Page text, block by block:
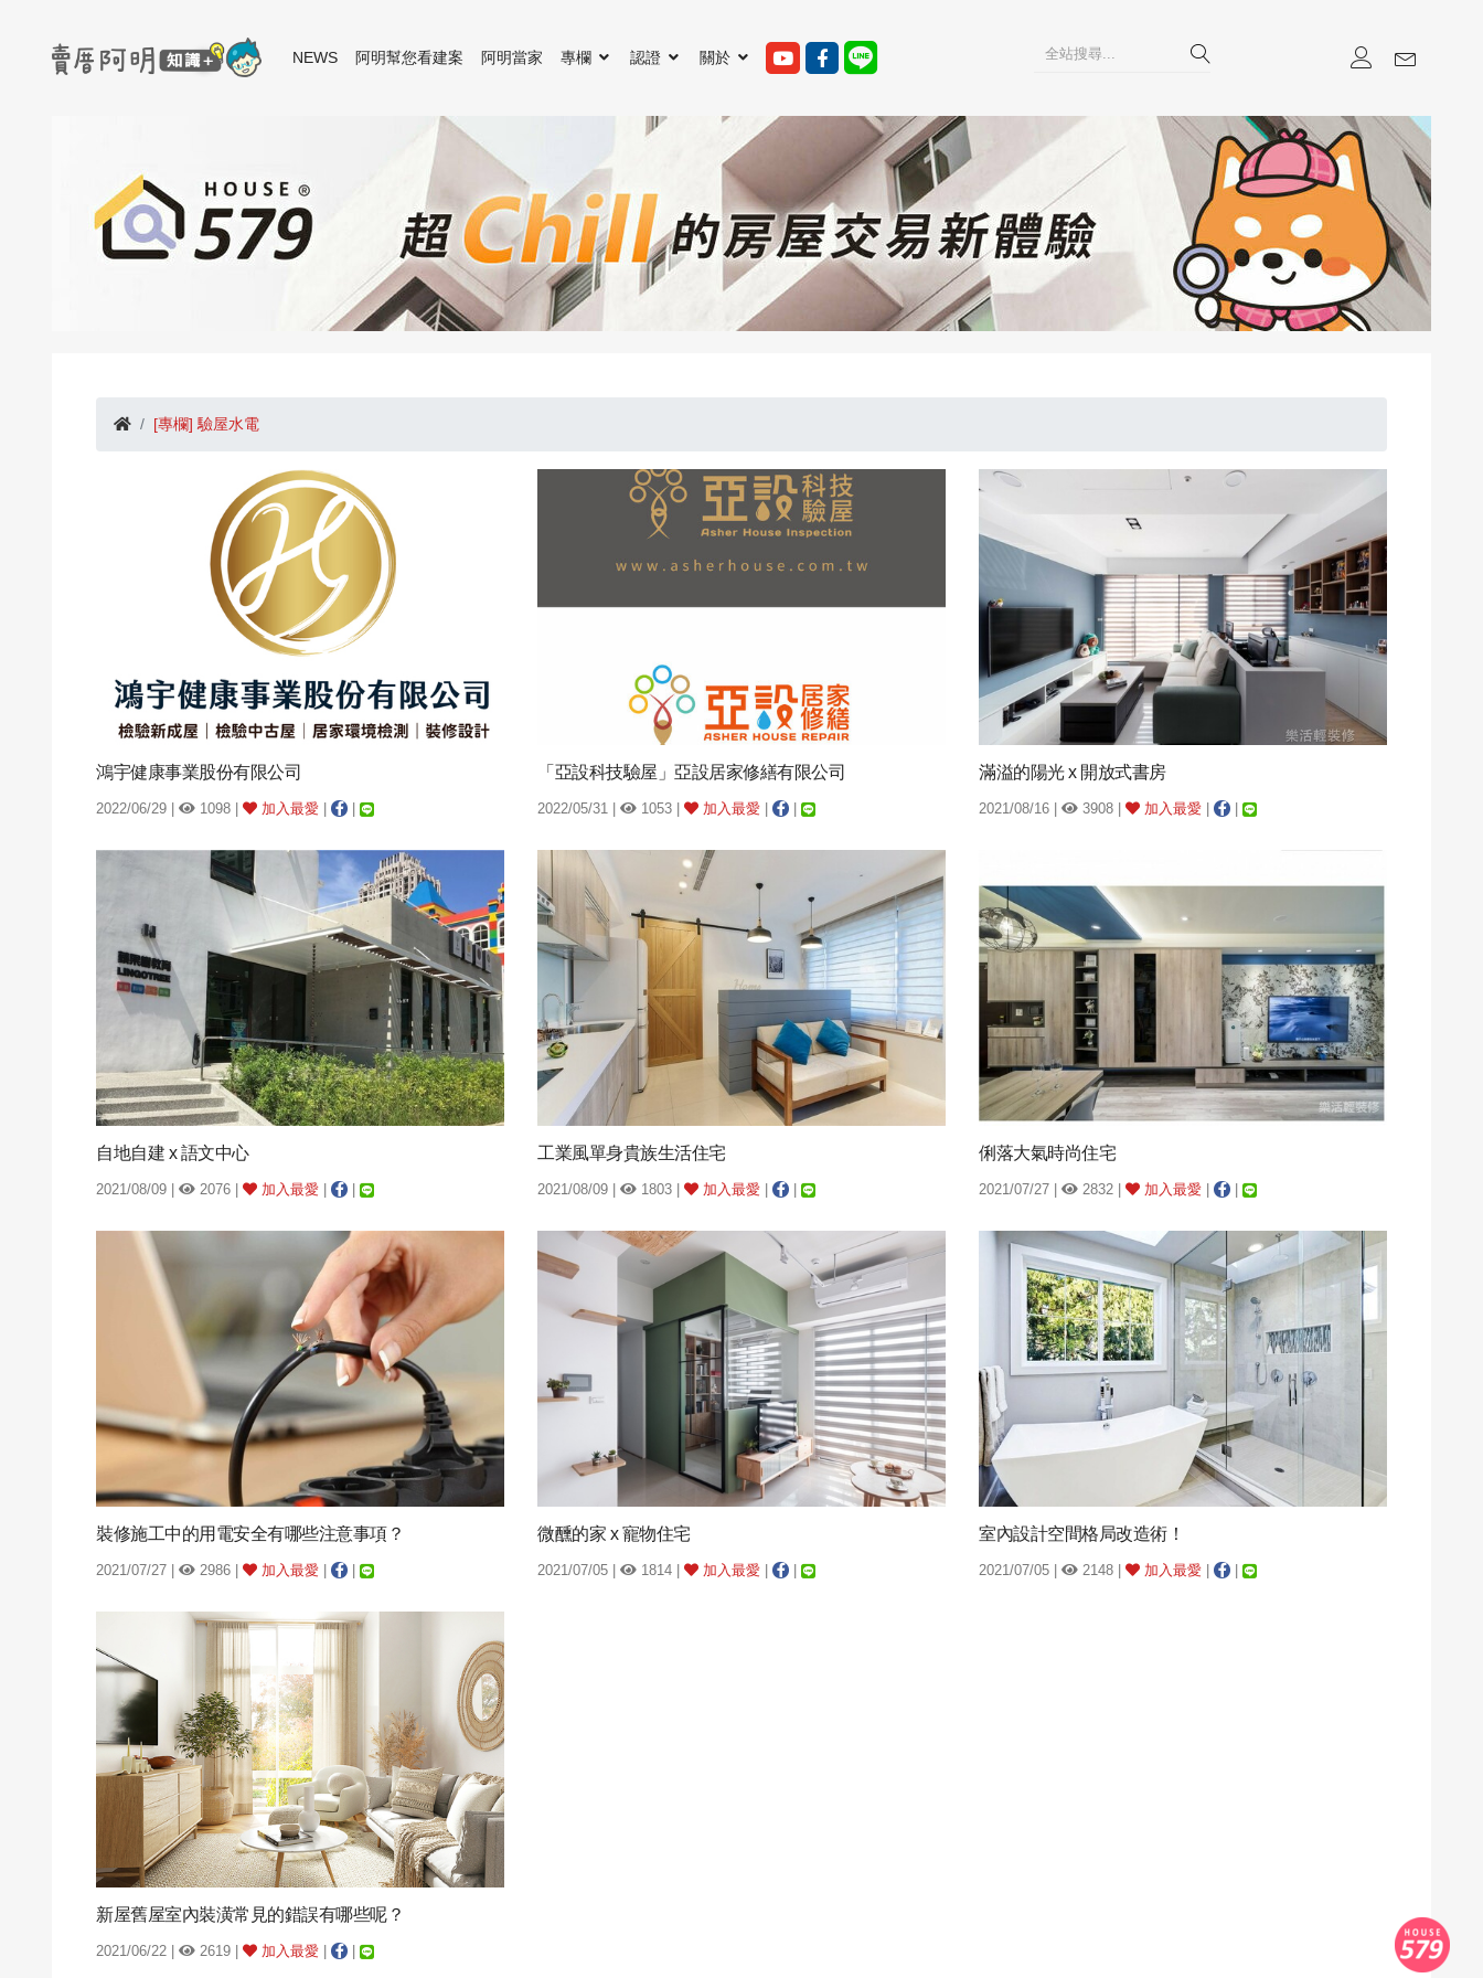
NEWS 阿明幫您看建案 阿明當家 專欄 認證 關於
[專欄] 驗屋水電
鴻宇健康事業股份有限公司
2022/06/29 | 1098 | 加入最愛
「亞設科技驗屋」亞設居家修繕有限公司
2022/05/31 | 1053 | 加入最愛
滿溢的陽光 x 開放式書房
2021/08/16 | 3908 | 加入最愛
自地自建 x 語文中心
2021/08/09 | 2076 | 加入最愛
工業風單身貴族生活住宅
2021/08/09 | 1803 | 加入最愛
俐落大氣時尚住宅
2021/07/27 | 2832 | 加入最愛
裝修施工中的用電安全有哪些注意事項？
2021/07/27 | 2986 | 加入最愛
微醺的家 x 寵物住宅
2021/07/05 | 1814 | 加入最愛
室內設計空間格局改造術！
2021/07/05 | 2148 | 加入最愛
新屋舊屋室內裝潢常見的錯誤有哪些呢？
2021/06/22 | 2619 | 加入最愛